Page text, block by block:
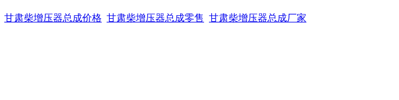
甘肃柴增压器总成价格 甘肃柴增压器总成零售 甘肃柴增压器总成厂家